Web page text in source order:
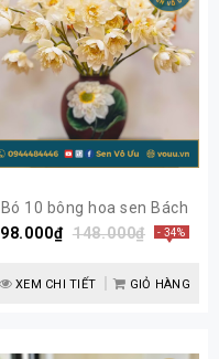
Bó 10 bông hoa sen Bách
diệp trắng
98.000₫ 148.000₫ - 34%
XEM CHI TIẾT GIỎ HÀNG